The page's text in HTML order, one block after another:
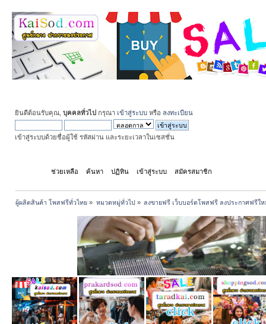
ยินดีต้อนรับคุณ, บุคคลทั่วไป กรุณา เข้าสู่ระบบ หรือ ลงทะเบียน
เข้าสู่ระบบด้วยชื่อผู้ใช้ รหัสผ่าน และระยะเวลาในเซสชั่น
ช่วยเหลือ ค้นหา ปฏิทิน เข้าสู่ระบบ สมัครสมาชิก
ผู้ผลิตสินค้า โพสฟรีทั่วไทย » หมวดหมู่ทั่วไป» ลงขายฟรี เว็บบอร์ดโพสฟรี ลงประกาศฟรีให